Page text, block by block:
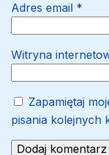
Adres email *
Witryna
Zapamiętaj
pisania kolejnych